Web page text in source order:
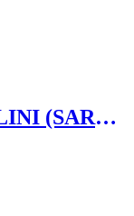
(SARL)